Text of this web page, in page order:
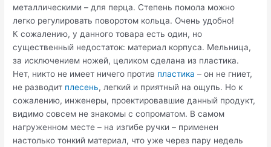
металлическими – для перца. Степень помола можно
легко регулировать поворотом кольца. Очень удобно!
К сожалению, у данного товара есть один, но
существенный недостаток: материал корпуса. Мельница,
за исключением ножей, целиком сделана из пластика.
Нет, никто не имеет ничего против пластика – он не гниет,
не разводит плесень, легкий и приятный на ощупь. Но к
сожалению, инженеры, проектировавшие данный продукт,
видимо совсем не знакомы с сопроматом. В самом
нагруженном месте – на изгибе ручки – применен
настолько тонкий материал, что уже через пару недель